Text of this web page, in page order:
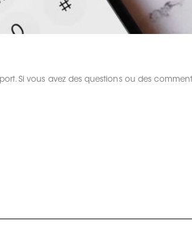
Si vous avez des questions ou des